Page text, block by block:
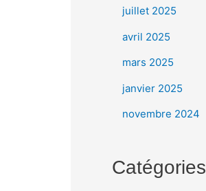
juillet 2025
avril 2025
mars 2025
janvier 2025
novembre 2024
Catégories